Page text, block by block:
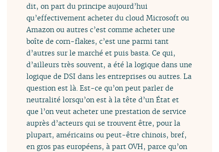
dit, on part du principe aujourd’hui
qu’effectivement acheter du cloud Microsoft ou
Amazon ou autres c’est comme acheter une
boîte de corn-flakes, c’est une parmi tant
d’autres sur le marché et puis basta. Ce qui,
d’ailleurs très souvent, a été la logique dans une
logique de DSI dans les entreprises ou autres. La
question est là. Est-ce qu’on peut parler de
neutralité lorsqu’on est à la tête d’un État et
que l’on veut acheter une prestation de service
auprès d’acteurs qui se trouvent être, pour la
plupart, américains ou peut-être chinois, bref,
en gros pas européens, à part OVH, parce qu’on